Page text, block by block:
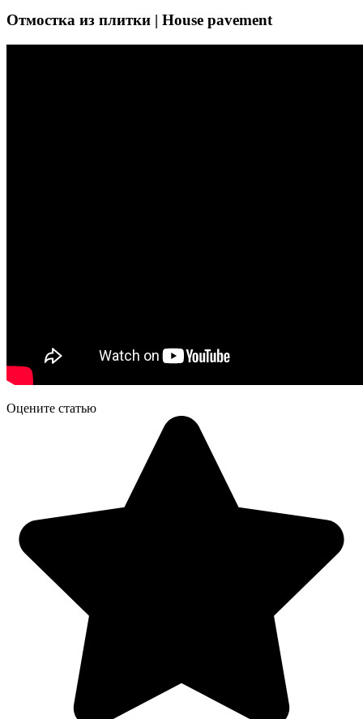
Отмостка из плитки | House pavement
Оцените статью